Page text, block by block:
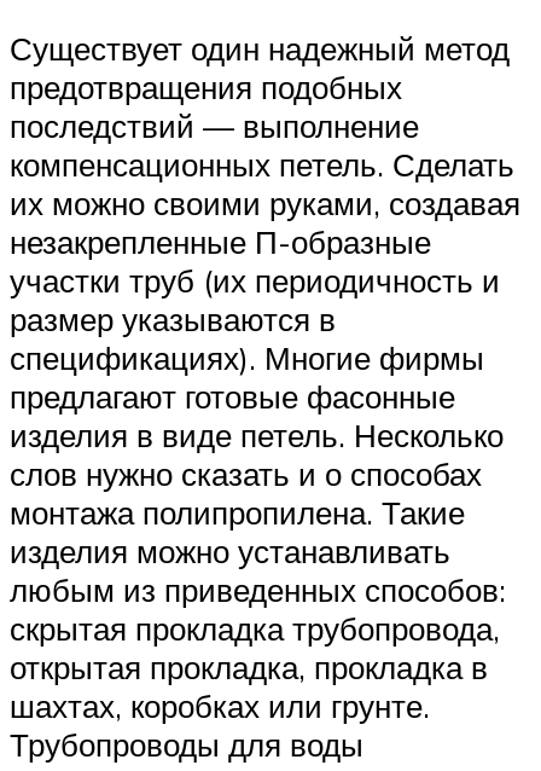
Существует один надежный метод
предотвращения подобных
последствий — выполнение
компенсационных петель. Сделать
их можно своими руками, создавая
незакрепленные П-образные
участки труб (их периодичность и
размер указываются в
спецификациях). Многие фирмы
предлагают готовые фасонные
изделия в виде петель. Несколько
слов нужно сказать и о способах
монтажа полипропилена. Такие
изделия можно устанавливать
любым из приведенных способов:
скрытая прокладка трубопровода,
открытая прокладка, прокладка в
шахтах, коробках или грунте.
Трубопроводы для воды